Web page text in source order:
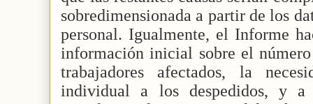
sobredimensionada a partir de los
personal. Igualmente, el Informe
información inicial sobre el
trabajadores afectados, la
individual a los despedidos, y